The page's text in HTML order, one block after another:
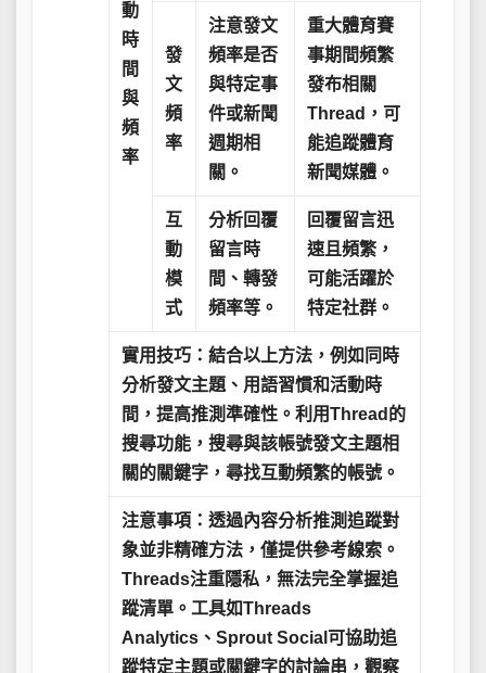
動
時
間
與
頻
率
發
文
頻
率
注意發文
頻率是否
與特定事
件或新聞
週期相
關。
重大體育賽
事期間頻繁
發布相關
Thread，可
能追蹤體育
新聞媒體。
互
動
模
式
分析回覆
留言時
間、轉發
頻率等。
回覆留言迅
速且頻繁，
可能活躍於
特定社群。
實用技巧：結合以上方法，例如同時
分析發文主題、用語習慣和活動時
間，提高推測準確性。利用Thread的
搜尋功能，搜尋與該帳號發文主題相
關的關鍵字，尋找互動頻繁的帳號。
注意事項：透過內容分析推測追蹤對
象並非精確方法，僅提供參考線索。
Threads注重隱私，無法完全掌握追
蹤清單。工具如Threads
Analytics、Sprout Social可協助追
蹤特定主題或關鍵字的討論串，觀察